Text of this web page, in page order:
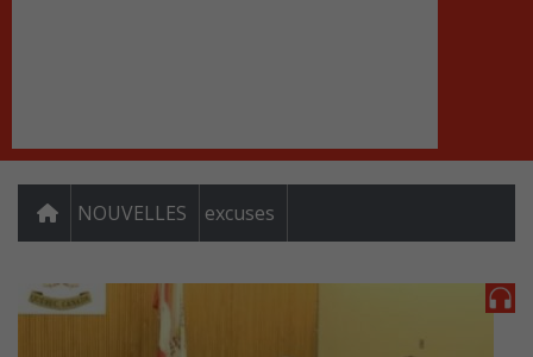
NOUVELLES excuses